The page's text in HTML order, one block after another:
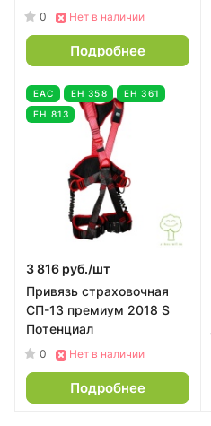
0 Нет в наличии
Подробнее
EAC ЕН 358
ЕН 361
ЕН 813
3 816 руб./шт
Привязь страховочная
СП-13 премиум 2018 S
Потенциал
0 Нет в наличии
Подробнее